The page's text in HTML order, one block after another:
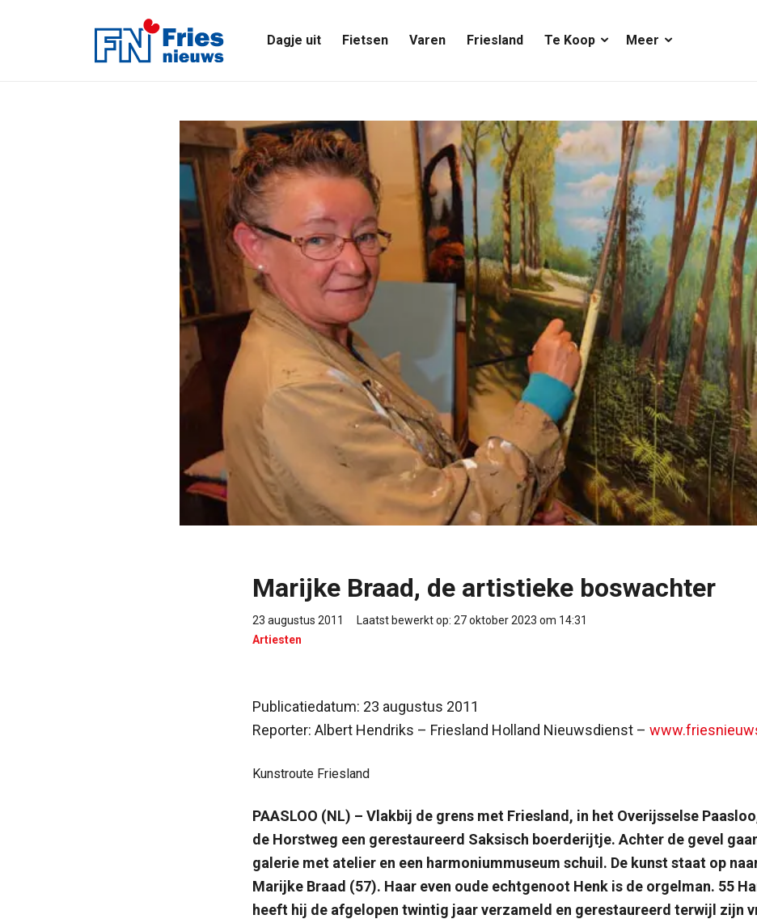
Dagje uit Fietsen Varen Friesland Te Koop Meer
Marijke Braad, de artistieke boswachter
23 augustus 2011
Laatst bewerkt op: 27 oktober 2023 om 14:31
Artiesten
Publicatiedatum: 23 augustus 2011
Reporter: Albert Hendriks – Friesland Holland Nieuwsdienst –
Kunstroute Friesland
PAASLOO (NL) – Vlakbij de grens met Friesland, in het Overijsselse
de Horstweg een gerestaureerd Saksisch boerderijtje. Achter de gevel
galerie met atelier en een harmoniummuseum schuil. De kunst staat op
Marijke Braad (57). Haar even oude echtgenoot Henk is de orgelman. 55
heeft hij de afgelopen twintig jaar verzameld en gerestaureerd terwijl zijn